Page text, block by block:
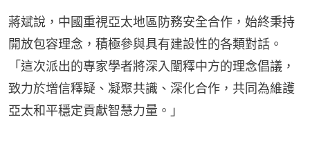
蔣斌說，中國重視亞太地區防務安全合作，始終秉持
開放包容理念，積極參與具有建設性的各類對話。
「這次派出的專家學者將深入闡釋中方的理念倡議，
致力於增信釋疑、凝聚共識、深化合作，共同為維護
亞太和平穩定貢獻智慧力量。」